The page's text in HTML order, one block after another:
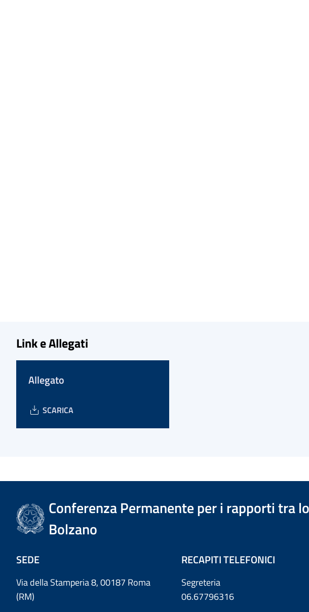
Link e Allegati
Allegato
SCARICA
Conferenza Permanente per i rapporti tra
Bolzano
SEDE
Via della Stamperia 8, 00187 Roma
(RM)
RECAPITI TELEFONICI
Segreteria
06.67796316